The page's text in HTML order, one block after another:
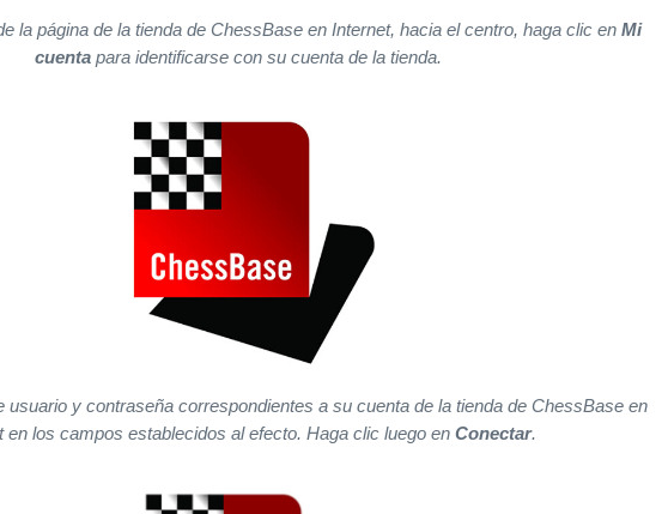
la página de la tienda de ChessBase en Internet, hacia el centro, haga clic enMi
cuentapara identificarse con su cuenta de la tienda.
usuario y contraseña correspondientes a su cuenta de la tienda de ChessBase en
en los campos establecidos al efecto. Haga clic luego en Conectar.